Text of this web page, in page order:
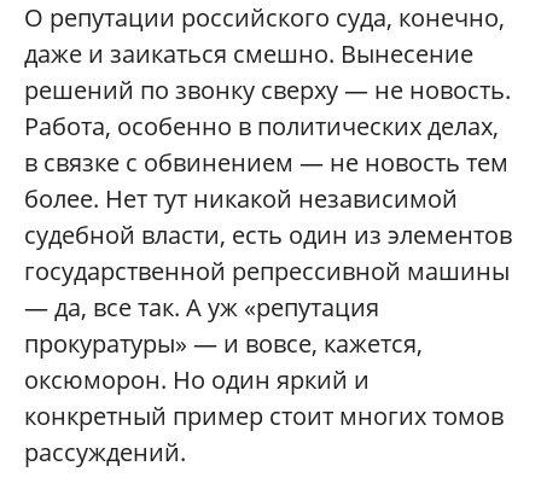
О репутации российского суда, конечно,
даже и заикаться смешно. Вынесение
решений по звонку сверху — не новость.
Работа, особенно в политических делах,
в связке с обвинением — не новость тем
более. Нет тут никакой независимой
судебной власти, есть один из элементов
государственной репрессивной машины
— да, все так. А уж «репутация
прокуратуры» — и вовсе, кажется,
оксюморон. Но один яркий и
конкретный пример стоит многих томов
рассуждений.